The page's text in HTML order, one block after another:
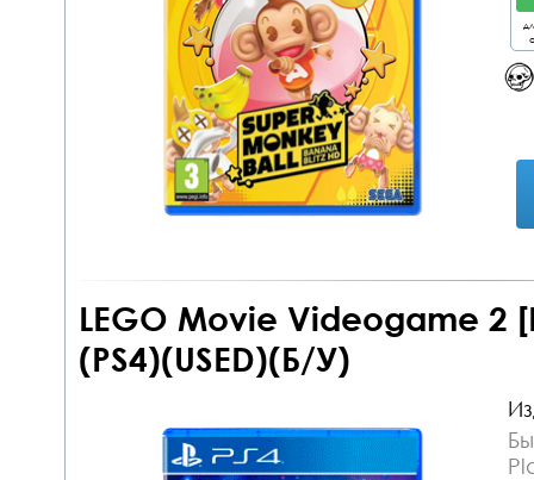
LEGO Movie Videogame 2
(PS4)(USED)(Б/У)